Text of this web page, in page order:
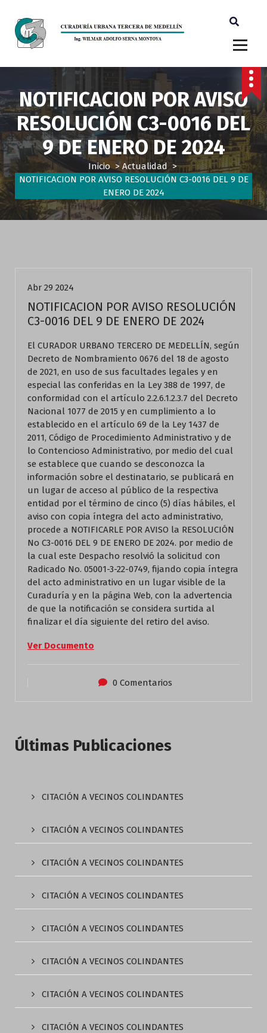
NOTIFICACION POR AVISO
RESOLUCIÓN C3-0016 DEL
9 DE ENERO DE 2024
Inicio>Actualidad>
NOTIFICACION POR AVISO RESOLUCIÓN C3-0016 DEL 9 DE
ENERO DE 2024
Abr 29 2024
NOTIFICACION POR AVISO RESOLUCIÓN
C3-0016 DEL 9 DE ENERO DE 2024
El CURADOR URBANO TERCERO DE MEDELLÍN, según
Decreto de Nombramiento 0676 del 18 de agosto
de 2021, en uso de sus facultades legales y en
especial las conferidas en la Ley 388 de 1997, de
conformidad con el artículo 2.2.6.1.2.3.7 del Decreto
Nacional 1077 de 2015 y en cumplimiento a lo
establecido en el artículo 69 de la Ley 1437 de
2011, Código de Procedimiento Administrativo y de
lo Contencioso Administrativo, por medio del cual
se establece que cuando se desconozca la
información sobre el destinatario, se publicará en
un lugar de acceso al público de la respectiva
entidad por el término de cinco (5) días hábiles, el
aviso con copia íntegra del acto administrativo,
procede a NOTIFICARLE POR AVISO la RESOLUCIÓN
No C3-0016 DEL 9 DE ENERO DE 2024. por medio de
la cual este Despacho resolvió la solicitud con
Radicado No. 05001-3-22-0749, fijando copia íntegra
del acto administrativo en un lugar visible de la
Curaduría y en la página Web, con la advertencia
de que la notificación se considera surtida al
finalizar el día siguiente del retiro del aviso.
Ver Documento
0 Comentarios
Últimas Publicaciones
CITACIÓN A VECINOS COLINDANTES
CITACIÓN A VECINOS COLINDANTES
CITACIÓN A VECINOS COLINDANTES
CITACIÓN A VECINOS COLINDANTES
CITACIÓN A VECINOS COLINDANTES
CITACIÓN A VECINOS COLINDANTES
CITACIÓN A VECINOS COLINDANTES
CITACIÓN A VECINOS COLINDANTES